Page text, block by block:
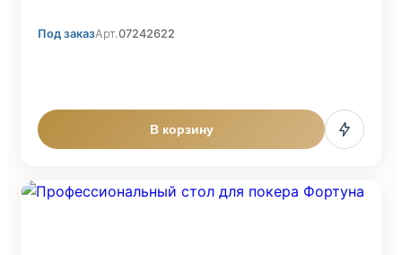
Под заказАрт.07242622
В корзину